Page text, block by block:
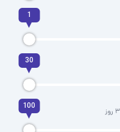
1
30
100